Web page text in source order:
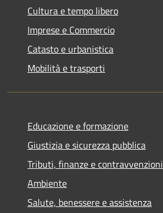
Cultura e tempo libero
Imprese e Commercio
Catasto e urbanistica
Mobilità e trasporti
Educazione e formazione
Giustizia e sicurezza pubblica
Tributi, finanze e contravvenzioni
Ambiente
Salute, benessere e assistenza